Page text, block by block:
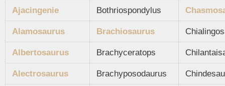
Ajacingenie Bothriospondylus
Alamosaurus Brachiosaurus
Albertosaurus Brachyceratops
Alectrosaurus Brachyposodaurus